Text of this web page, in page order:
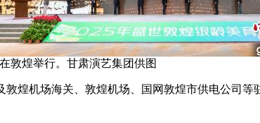
敦煌举行。甘肃演艺集团供图
机场海关、敦煌机场、国网敦煌市供电公司等